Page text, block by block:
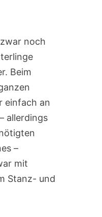
noch
Beim
einfach an
allerdings
–
mit
Stanz- und